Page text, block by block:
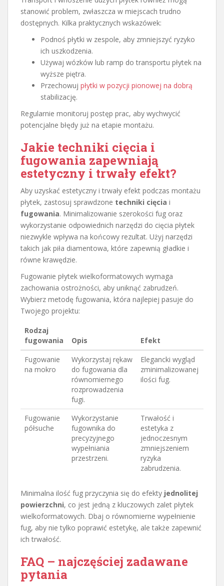
stanowić problem, zwłaszcza w miejscach trudno
dostępnych. Kilka praktycznych wskazówek:
Podnoś płytki w zespole, aby zmniejszyć ryzyko
ich uszkodzenia.
Używaj wózków lub ramp do transportu płytek na
wyższe piętra.
Przechowuj płytki w pozycji pionowej na dobrą
stabilizację.
Regularnie monitoruj postęp prac, aby wychwycić
potencjalne błędy już na etapie montażu.
Jakie techniki cięcia i
fugowania zapewniają
estetyczny i trwały efekt?
Aby uzyskać estetyczny i trwały efekt podczas montażu
płytek, zastosuj sprawdzone techniki cięcia i
fugowania. Minimalizowanie szerokości fug oraz
wykorzystanie odpowiednich narzędzi do cięcia płytek
niezwykle wpływa na końcowy rezultat. Użyj narzędzi
takich jak piła diamentowa, które zapewnią gładkie i
równe krawędzie.
Fugowanie płytek wielkoformatowych wymaga
zachowania ostrożności, aby uniknąć zabrudzeń.
Wybierz metodę fugowania, która najlepiej pasuje do
Twojego projektu:
Rodzaj
fugowania
Opis
Efekt
Fugowanie
na mokro
Wykorzystaj rękaw
do fugowania dla
równomiernego
rozprowadzenia
fugi.
Elegancki wygląd
zminimalizowanej
ilości fug.
Fugowanie
półsuche
Wykorzystanie
fugownika do
precyzyjnego
wypełniania
przestrzeni.
Trwałość i
estetyka z
jednoczesnym
zmniejszeniem
ryzyka
zabrudzenia.
Minimalna ilość fug przyczynia się do efekty jednolitej
powierzchni, co jest jedną z kluczowych zalet płytek
wielkoformatowych. Dbaj o równomierne wypełnienie
fug, aby nie tylko poprawić estetykę, ale także zapewnić
ich trwałość.
FAQ – najczęściej zadawane
pytania